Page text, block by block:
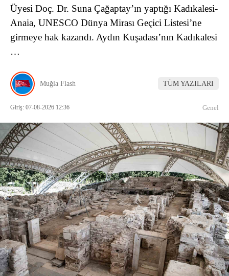
Üyesi Doç. Dr. Suna Çağaptay’ın yaptığı Kadıkalesi-
Anaia, UNESCO Dünya Mirası Geçici Listesi’ne
girmeye hak kazandı. Aydın Kuşadası’nın Kadıkalesi
…
Muğla Flash TÜM YAZILARI
Giriş: 07-08-2026 12:36 Genel